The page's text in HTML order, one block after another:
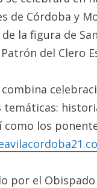
de Córdoba y
la figura de
del Clero
los
por el